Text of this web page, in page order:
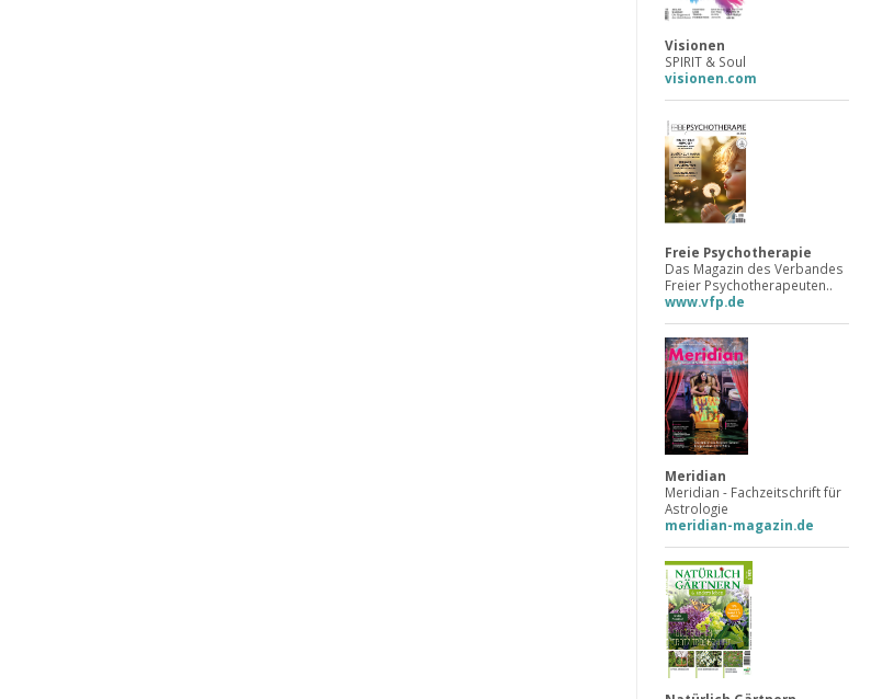
Visionen
SPIRIT & Soul
visionen.com
Freie Psychotherapie
Das Magazin des Verbandes
Freier Psychotherapeuten..
www.vfp.de
Meridian
Meridian - Fachzeitschrift für
Astrologie
meridian-magazin.de